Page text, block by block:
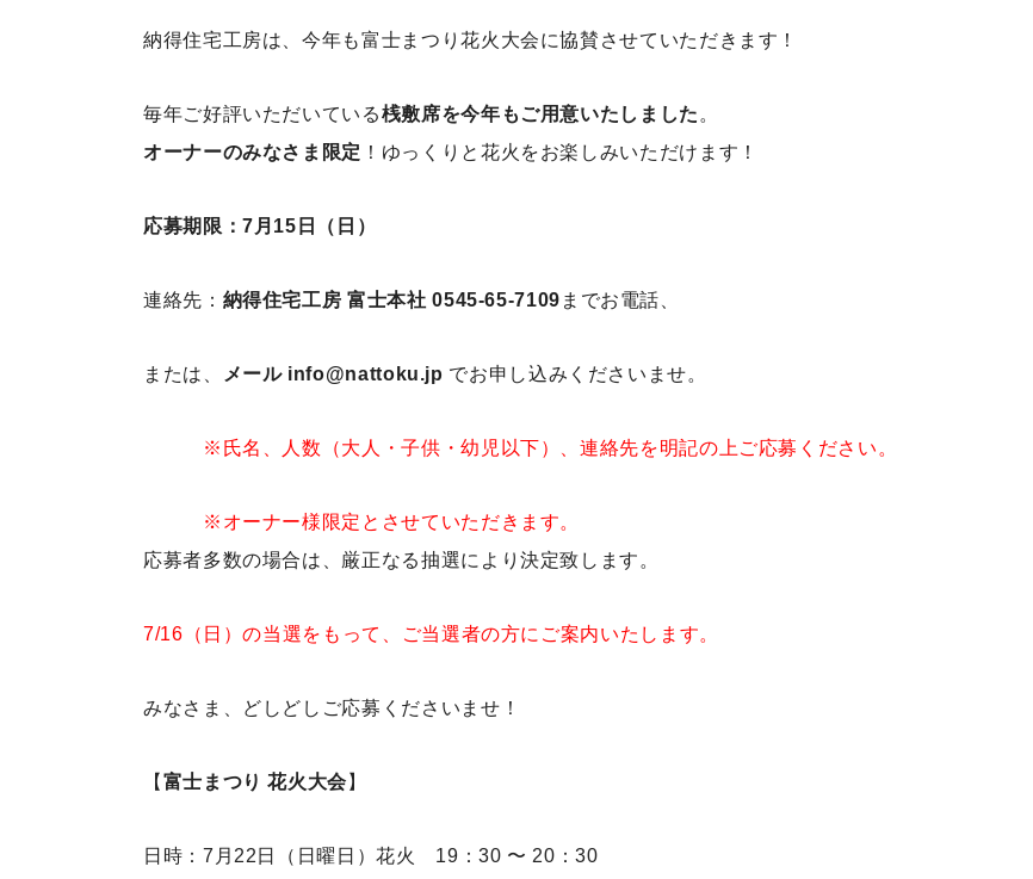
納得住宅工房は、今年も富士まつり花火大会に協賛させていただきます！
毎年ご好評いただいている桟敷席を今年もご用意いたしました 。
オーナーのみなさま限定 ！ゆっくりと花火をお楽しみいただけます！
応募期限：7月15日（ 日 ）
連絡先： 納得住宅工房 富士本社 0545-65-7109 までお電話、
または、 メール info@nattoku.jp でお申し込みくださいませ。
※氏名、人数（大人・子供・幼児以下）、連絡先を明記の上ご応募ください。
※オーナー様限定とさせていただきます。
応募者多数の場合は、厳正なる抽選により決定致します。
7/16（日）の当選をもって、ご当選者の方にご案内いたします。
みなさま、どしどしご応募くださいませ！
【 富士まつり 花火大会 】
日時：7月22日（ 日 曜日）花火 19：30 〜 20：30